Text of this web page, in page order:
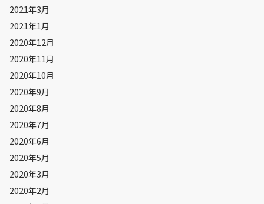
2021年3月
2021年1月
2020年12月
2020年11月
2020年10月
2020年9月
2020年8月
2020年7月
2020年6月
2020年5月
2020年3月
2020年2月